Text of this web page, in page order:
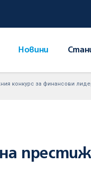
Новини
конкурс за финансови